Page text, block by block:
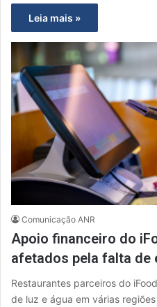
Leia mais »
Comunicação ANR
Apoio financeiro do
afetados pela falta de
Restaurantes parceiros do
de luz e água em várias